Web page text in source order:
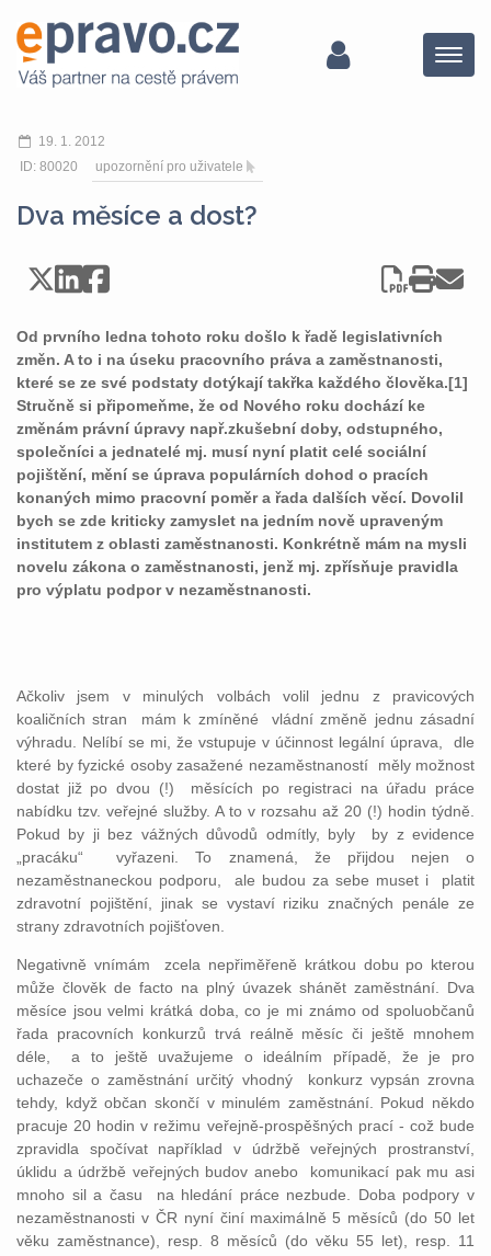
Menu
19. 1. 2012
ID: 80020
upozornění pro uživatele
Dva měsíce a dost?
Od prvního ledna tohoto roku došlo k řadě legislativních
změn. A to i na úseku pracovního práva a zaměstnanosti,
které se ze své podstaty dotýkají takřka každého člověka.[1]
Stručně si připomeňme, že od Nového roku dochází ke
změnám právní úpravy např.zkušební doby, odstupného,
společníci a jednatelé mj. musí nyní platit celé sociální
pojištění, mění se úprava populárních dohod o pracích
konaných mimo pracovní poměr a řada dalších věcí. Dovolil
bych se zde kriticky zamyslet na jedním nově upraveným
institutem z oblasti zaměstnanosti. Konkrétně mám na mysli
novelu zákona o zaměstnanosti, jenž mj. zpřísňuje pravidla
pro výplatu podpor v nezaměstnanosti.
Ačkoliv jsem v minulých volbách volil jednu z pravicových
koaličních stran mám k zmíněné vládní změně jednu zásadní
výhradu. Nelíbí se mi, že vstupuje v účinnost legální úprava, dle
které by fyzické osoby zasažené nezaměstnaností měly možnost
dostat již po dvou (!) měsících po registraci na úřadu práce
nabídku tzv. veřejné služby. A to v rozsahu až 20 (!) hodin týdně.
Pokud by ji bez vážných důvodů odmítly, byly by z evidence
„pracáku“ vyřazeni. To znamená, že přijdou nejen o
nezaměstnaneckou podporu, ale budou za sebe muset i platit
zdravotní pojištění, jinak se vystaví riziku značných penále ze
strany zdravotních pojišťoven.
Negativně vnímám zcela nepřiměřeně krátkou dobu po kterou
může člověk de facto na plný úvazek shánět zaměstnání. Dva
měsíce jsou velmi krátká doba, co je mi známo od spoluobčanů
řada pracovních konkurzů trvá reálně měsíc či ještě mnohem
déle, a to ještě uvažujeme o ideálním případě, že je pro
uchazeče o zaměstnání určitý vhodný konkurz vypsán zrovna
tehdy, když občan skončí v minulém zaměstnání. Pokud někdo
pracuje 20 hodin v režimu veřejně-prospěšných prací - což bude
zpravidla spočívat například v údržbě veřejných prostranství,
úklidu a údržbě veřejných budov anebo komunikací pak mu asi
mnoho sil a času na hledání práce nezbude. Doba podpory v
nezaměstnanosti v ČR nyní činí maximálně 5 měsíců (do 50 let
věku zaměstnance), resp. 8 měsíců (do věku 55 let), resp. 11